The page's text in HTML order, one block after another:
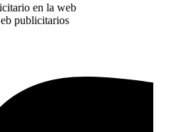
en la web
publicitarios